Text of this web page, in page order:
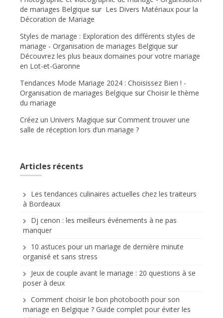
de mariages Belgique sur Les Divers Matériaux pour la
Décoration de Mariage
Styles de mariage : Exploration des différents styles de
mariage - Organisation de mariages Belgique sur
Découvrez les plus beaux domaines pour votre mariage
en Lot-et-Garonne
Tendances Mode Mariage 2024 : Choisissez Bien ! -
Organisation de mariages Belgique sur Choisir le thème
du mariage
Créez un Univers Magique sur Comment trouver une
salle de réception lors d’un mariage ?
Articles récents
Les tendances culinaires actuelles chez les traiteurs
à Bordeaux
Dj cenon : les meilleurs événements à ne pas
manquer
10 astuces pour un mariage de dernière minute
organisé et sans stress
Jeux de couple avant le mariage : 20 questions à se
poser à deux
Comment choisir le bon photobooth pour son
mariage en Belgique ? Guide complet pour éviter les